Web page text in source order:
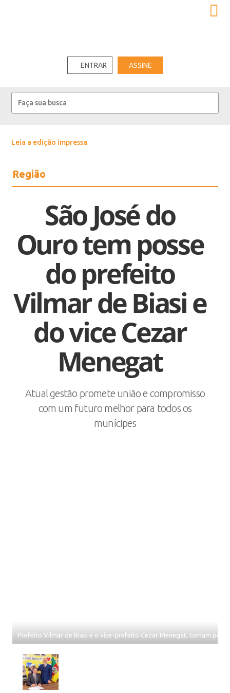
ENTRAR ASSINE
Leia a edição impressa
Região
São José do
Ouro tem posse
do prefeito
Vilmar de Biasi e
do vice Cezar
Menegat
Atual gestão promete união e compromisso
com um futuro melhor para todos os
munícipes
Prefeito Vilmar de Biasi e o vice-prefeito Cezar Menegat, tomam